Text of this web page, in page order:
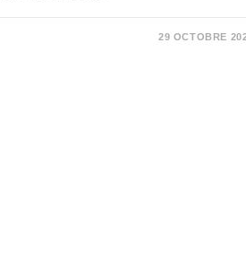
29 OCTOBRE